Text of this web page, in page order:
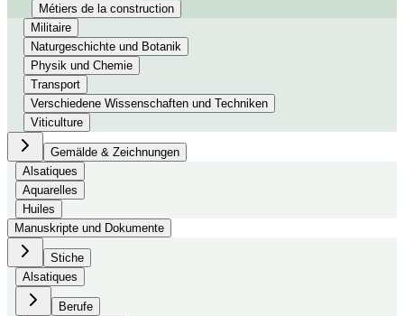
Métiers de la construction
Militaire
Naturgeschichte und Botanik
Physik und Chemie
Transport
Verschiedene Wissenschaften und Techniken
Viticulture
Gemälde & Zeichnungen
Alsatiques
Aquarelles
Huiles
Manuskripte und Dokumente
Stiche
Alsatiques
Berufe